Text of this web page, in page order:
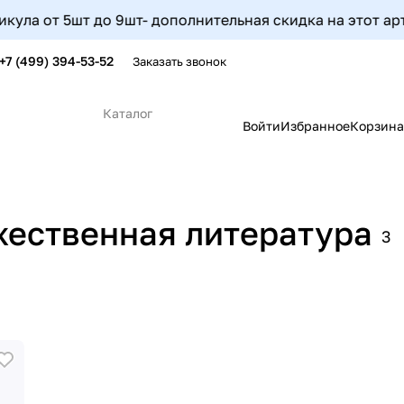
до 9шт- дополнительная скидка на этот артикул
+7 (499) 394-53-52 Заказать звонок
Каталог
ВойтиИзбранноеКорзина
литература 3